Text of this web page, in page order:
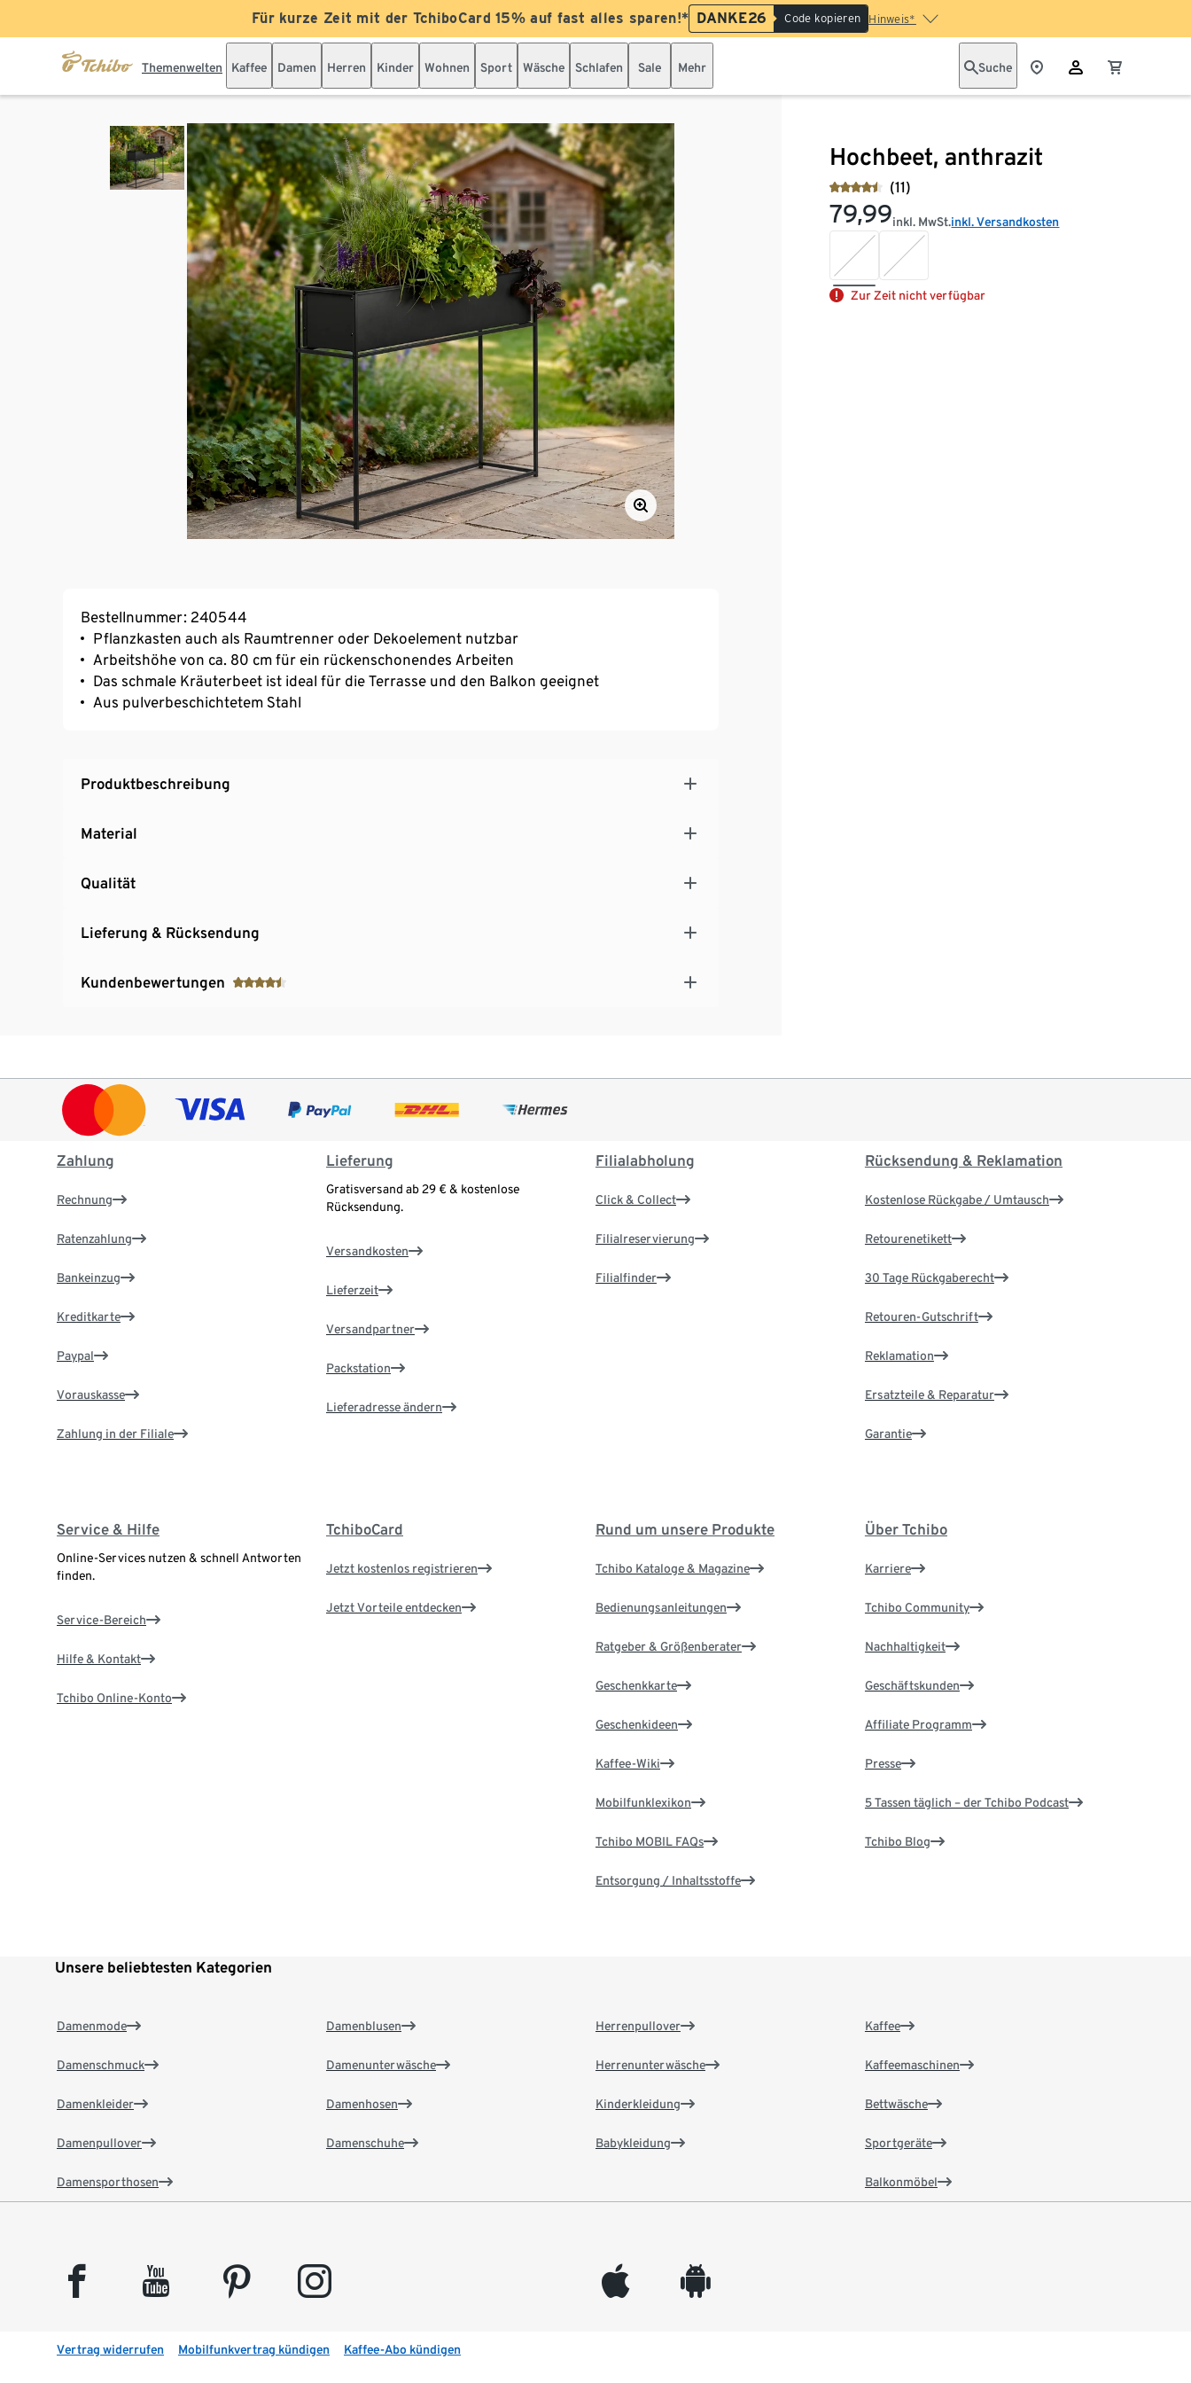
Für kurze Zeit mit der TchiboCard 15% auf fast alles sparen!* DANKE26 Code kopieren Hinweis*
Themenwelten Kaffee Damen Herren Kinder Wohnen Sport Wäsche Schlafen Sale Mehr Suche
Hochbeet, anthrazit
(11)
79,99inkl. MwSt.inkl. Versandkosten
Zur Zeit nicht verfügbar
Bestellnummer: 240544
Pflanzkasten auch als Raumtrenner oder Dekoelement nutzbar
Arbeitshöhe von ca. 80 cm für ein rückenschonendes Arbeiten
Das schmale Kräuterbeet ist ideal für die Terrasse und den Balkon geeignet
Aus pulverbeschichtetem Stahl
Produktbeschreibung
Material
Qualität
Lieferung & Rücksendung
Kundenbewertungen
Zahlung
Rechnung
Ratenzahlung
Bankeinzug
Kreditkarte
Paypal
Vorauskasse
Zahlung in der Filiale
Lieferung
Gratisversand ab 29 € & kostenlose
Rücksendung.
Versandkosten
Lieferzeit
Versandpartner
Packstation
Lieferadresse ändern
Filialabholung
Click & Collect
Filialreservierung
Filialfinder
Rücksendung & Reklamation
Kostenlose Rückgabe / Umtausch
Retourenetikett
30 Tage Rückgaberecht
Retouren-Gutschrift
Reklamation
Ersatzteile & Reparatur
Garantie
Service & Hilfe
Online-Services nutzen & schnell Antworten
finden.
Service-Bereich
Hilfe & Kontakt
Tchibo Online-Konto
TchiboCard
Jetzt kostenlos registrieren
Jetzt Vorteile entdecken
Rund um unsere Produkte
Tchibo Kataloge & Magazine
Bedienungsanleitungen
Ratgeber & Größenberater
Geschenkkarte
Geschenkideen
Kaffee-Wiki
Mobilfunklexikon
Tchibo MOBIL FAQs
Entsorgung / Inhaltsstoffe
Über Tchibo
Karriere
Tchibo Community
Nachhaltigkeit
Geschäftskunden
Affiliate Programm
Presse
5 Tassen täglich – der Tchibo Podcast
Tchibo Blog
Unsere beliebtesten Kategorien
Damenmode
Damenschmuck
Damenkleider
Damenpullover
Damensporthosen
Damenblusen
Damenunterwäsche
Damenhosen
Damenschuhe
Herrenpullover
Herrenunterwäsche
Kinderkleidung
Babykleidung
Kaffee
Kaffeemaschinen
Bettwäsche
Sportgeräte
Balkonmöbel
facebook youtube pinterest instagram appleinc android
Vertrag widerrufen Mobilfunkvertrag kündigen Kaffee-Abo kündigen